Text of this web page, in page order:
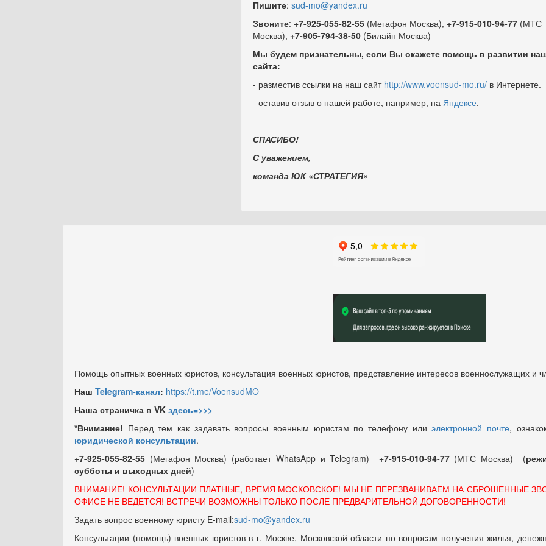
Пишите: sud-mo@yandex.ru
Звоните: +7-925-055-82-55 (Мегафон Москва), +7-915-010-94-77 (МТС
Москва), +7-905-794-38-50 (Билайн Москва)
Мы будем признательны, если Вы окажете помощь в развитии
сайта:
- разместив ссылки на наш сайт http://www.voensud-mo.ru/в Интернете.
- оставив отзыв о нашей работе, например, на Яндексе.
СПАСИБО!
С уважением,
команда ЮК «СТРАТЕГИЯ»
Помощь опытных военных юристов, консультация военных юристов, представление интересов военнослужащих и
Наш Telegram-канал: https://t.me/VoensudMO
Наша страничка в VK здесь=>>>
*Внимание! Перед тем как задавать вопросы военным юристам по телефону илиэлектронной почте,
юридической консультации.
+7-925-055-82-55 (Мегафон Москва) (работает WhatsApp и Telegram) +7-915-010-94-77 (МТС Москва) (
субботы и выходных дней)
ВНИМАНИЕ! КОНСУЛЬТАЦИИ ПЛАТНЫЕ, ВРЕМЯ МОСКОВСКОЕ! МЫ НЕ ПЕРЕЗВАНИВАЕМ НА СБРОШЕННЫЕ
ОФИСЕ НЕ ВЕДЕТСЯ! ВСТРЕЧИ ВОЗМОЖНЫ ТОЛЬКО ПОСЛЕ ПРЕДВАРИТЕЛЬНОЙ ДОГОВОРЕННОСТИ!
Задать вопрос военному юристу E-mail:sud-mo@yandex.ru
Консультации (помощь) военных юристов в г. Москве, Московской области по вопросам получения жилья,